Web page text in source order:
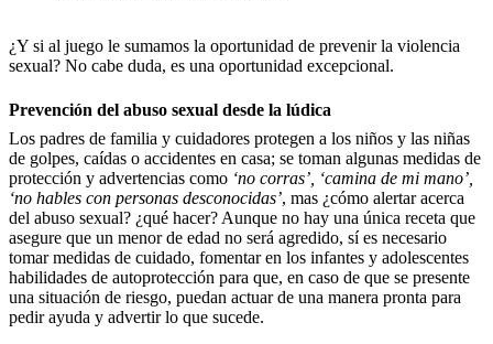
¿Y si al juego le sumamos la oportunidad de prevenir la violencia
sexual? No cabe duda, es una oportunidad excepcional.
Prevención del abuso sexual desde la lúdica
Los padres de familia y cuidadores protegen a los niños y las niñas
de golpes, caídas o accidentes en casa; se toman algunas medidas de
protección y advertencias como ‘no corras’, ‘camina de mi mano’,
‘no hables con personas desconocidas’, mas ¿cómo alertar acerca
del abuso sexual? ¿qué hacer? Aunque no hay una única receta que
asegure que un menor de edad no será agredido, sí es necesario
tomar medidas de cuidado, fomentar en los infantes y adolescentes
habilidades de autoprotección para que, en caso de que se presente
una situación de riesgo, puedan actuar de una manera pronta para
pedir ayuda y advertir lo que sucede.